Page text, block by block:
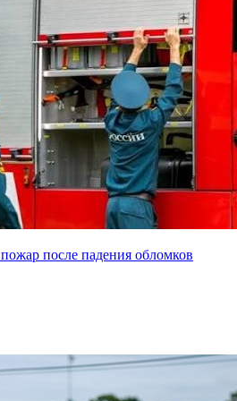
после падения обломков